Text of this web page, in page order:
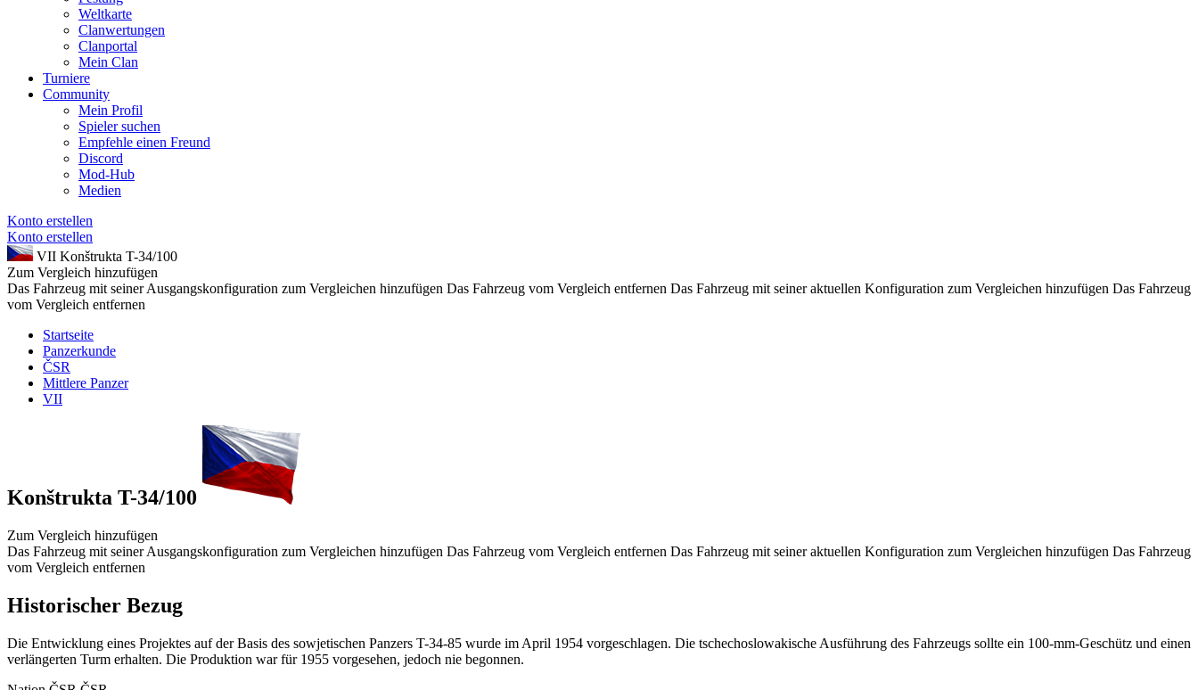
Weltkarte
Clanwertungen
Clanportal
Mein Clan
Turniere
Community
Mein Profil
Spieler suchen
Empfehle einen Freund
Discord
Mod-Hub
Medien
Konto erstellen
Konto erstellen
VII Konštrukta T-34/100
Zum Vergleich hinzufügen
Das Fahrzeug mit seiner Ausgangskonfiguration zum Vergleichen hinzufügen Das Fahrzeug vom Vergleich entfernen Das Fahrzeug mit seiner aktuellen Konfiguration zum Vergleichen hinzufügen Das Fahrzeug
vom Vergleich entfernen
Startseite
Panzerkunde
ČSR
Mittlere Panzer
VII
Konštrukta T-34/100
Zum Vergleich hinzufügen
Das Fahrzeug mit seiner Ausgangskonfiguration zum Vergleichen hinzufügen Das Fahrzeug vom Vergleich entfernen Das Fahrzeug mit seiner aktuellen Konfiguration zum Vergleichen hinzufügen Das Fahrzeug
vom Vergleich entfernen
Historischer Bezug
Die Entwicklung eines Projektes auf der Basis des sowjetischen Panzers T-34-85 wurde im April 1954 vorgeschlagen. Die tschechoslowakische Ausführung des Fahrzeugs sollte ein 100-mm-Geschütz und einen
verlängerten Turm erhalten. Die Produktion war für 1955 vorgesehen, jedoch nie begonnen.